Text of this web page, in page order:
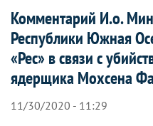
Комментарий И.о.
Республики Южная
«Рес» в связи с
ядерщика Мохсена
11/30/2020 - 11:29